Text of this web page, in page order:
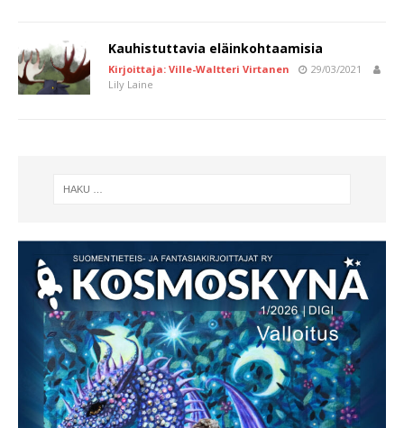
Kauhistuttavia eläinkohtaamisia
Kirjoittaja: Ville-Waltteri Virtanen
29/03/2021
Lily Laine